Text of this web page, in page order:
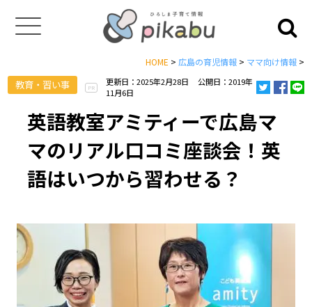
HOME > 広島の育児情報> ママ向け情報>
教育・習い事 PR
更新日：2025年2月28日
公開日：2019年
11月6日
英語教室アミティーで広島マ
マのリアル口コミ座談会！英
語はいつから習わせる？